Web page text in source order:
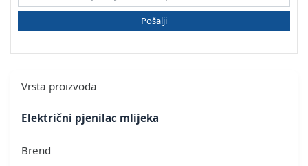
Pošalji
Vrsta proizvoda
Električni pjenilac mlijeka
Brend